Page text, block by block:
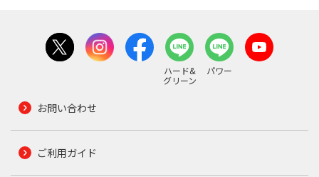
ハード&
グリーン
パワー
お問い合わせ
ご利用ガイド